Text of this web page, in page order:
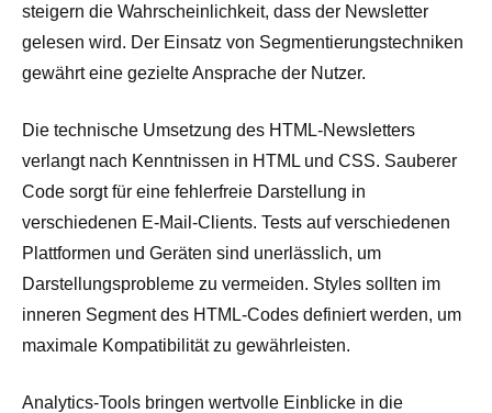
steigern die Wahrscheinlichkeit, dass der Newsletter
gelesen wird. Der Einsatz von Segmentierungstechniken
gewährt eine gezielte Ansprache der Nutzer.
Die technische Umsetzung des HTML-Newsletters
verlangt nach Kenntnissen in HTML und CSS. Sauberer
Code sorgt für eine fehlerfreie Darstellung in
verschiedenen E-Mail-Clients. Tests auf verschiedenen
Plattformen und Geräten sind unerlässlich, um
Darstellungsprobleme zu vermeiden. Styles sollten im
inneren Segment des HTML-Codes definiert werden, um
maximale Kompatibilität zu gewährleisten.
Analytics-Tools bringen wertvolle Einblicke in die